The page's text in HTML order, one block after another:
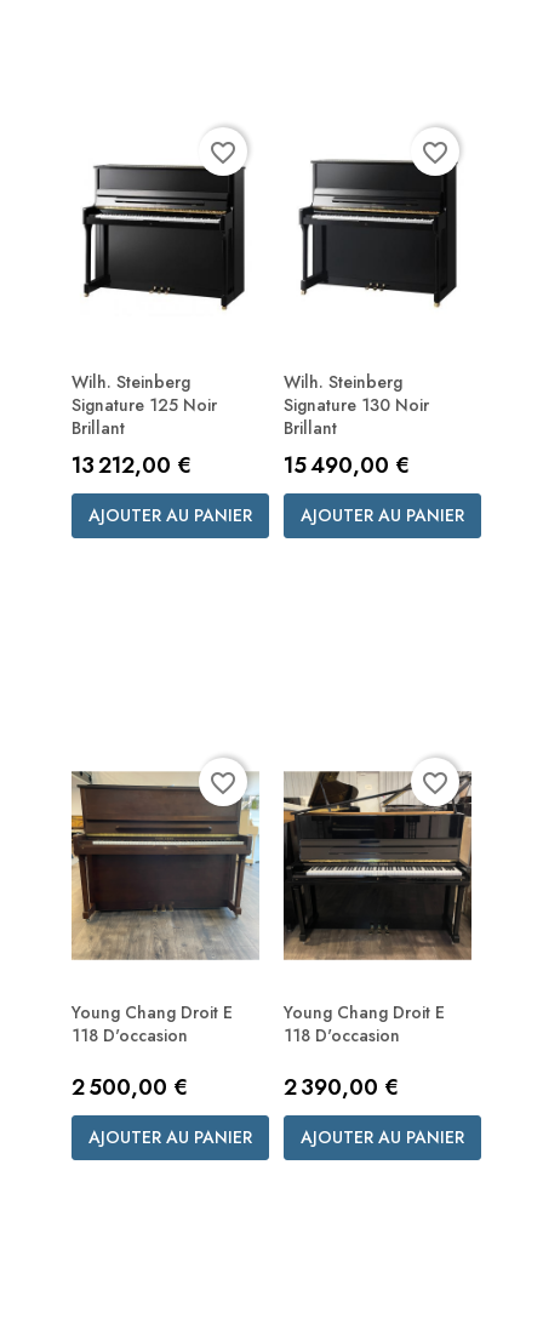
Wilh. Steinberg
Signature 125 Noir
Brillant
Prix
13 212,00 €
AJOUTER AU PANIER
favorite_border
Wilh. Steinberg
Signature 130 Noir
Brillant
Prix
15 490,00 €
AJOUTER AU PANIER
favorite_border
Young Chang Droit E
118 D'occasion
Prix
2 500,00 €
AJOUTER AU PANIER
favorite_border
Young Chang Droit E
118 D'occasion
Prix
2 390,00 €
AJOUTER AU PANIER
favorite_border